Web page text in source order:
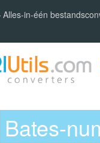
in-één
Bates-